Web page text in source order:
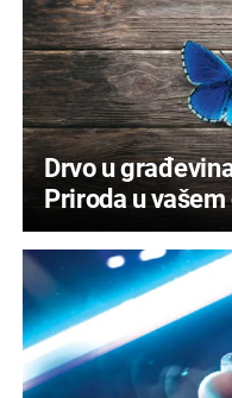
Drvo u
Priroda u